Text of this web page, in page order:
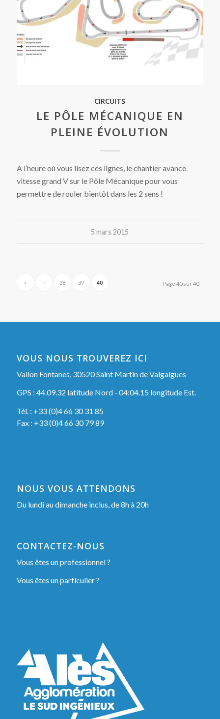
CIRCUITS
LE PÔLE MÉCANIQUE EN
PLEINE ÉVOLUTION
A l’heure où vous lisez ces lignes, le chantier avance
vitesse grand V sur le Pôle Mécanique pour vous
permettre de rouler bientôt dans les 2 sens !
5 mars 2015
Page 40 sur 40
« ‹ 38 39 40
VOUS NOUS TROUVEREZ ICI
Vallon Fontanes, 30520 Saint Martin de Valgalgues
GPS : 44.09.32 latitude Nord - 04:04.15 longitude Est.
Tél. : +33 (0)4 66 30 31 85
Fax : +33 (0)4 66 30 79 89
NOUS VOUS ATTENDONS
Du lundi au dimanche inclus, de 8h à 20h
CONTACTEZ-NOUS
Vous êtes un professionnel ?
Vous êtes un particulier ?